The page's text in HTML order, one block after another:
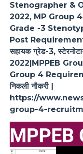
Stenographer &
2022, MP Group
Grade -3
Post Requirement
सहायक ग्रेड-3,
2022|MPPEB
Group 4
निकली नौकरी |
https://
group-4-